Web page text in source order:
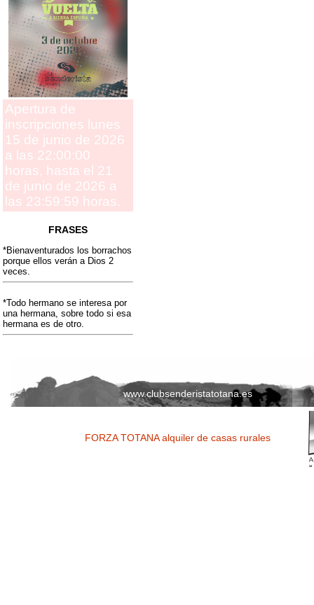
Apertura de
inscripciones lunes
15 de junio de 2026
a las 22:00:00
horas, hasta el 21
de junio de 2026 a
las 23:59:59 horas.
FRASES
*Bienaventurados los borrachos
porque ellos verán a Dios 2
veces.
*Todo hermano se interesa por
una hermana, sobre todo si esa
hermana es de otro.
www.clubsenderistatotana.es
FORZA TOTANA alquiler de casas rurales